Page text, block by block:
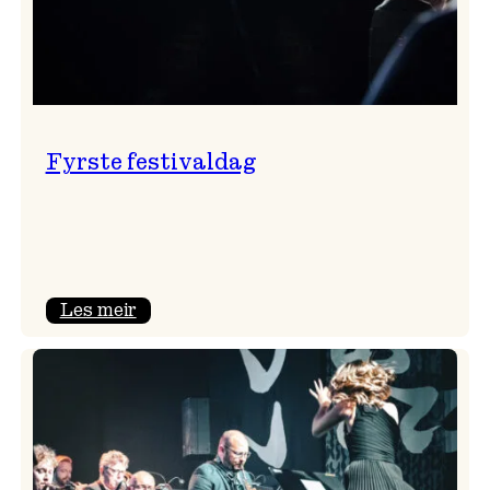
Fyrste festivaldag
Les meir: